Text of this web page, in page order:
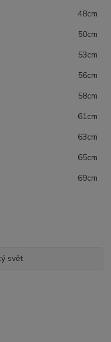
48cm
50cm
53cm
56cm
58cm
61cm
63cm
65cm
69cm
svět